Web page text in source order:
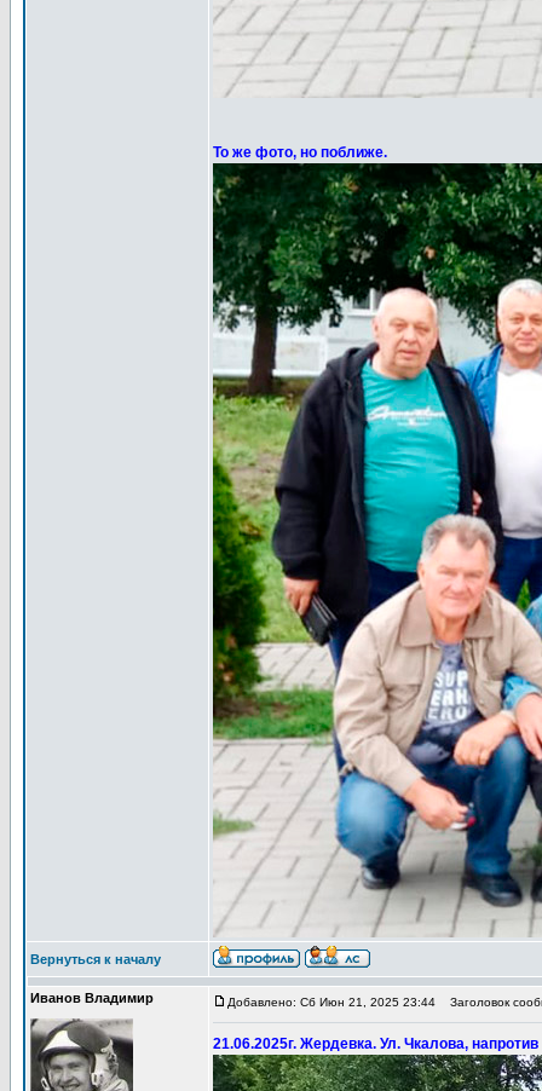
То же фото, но поближе.
Вернуться к началу
Иванов Владимир Добавлено: Сб Июн 21, 2025 23:44 Заголовок
21.06.2025г. Жердевка. Ул. Чкалова,